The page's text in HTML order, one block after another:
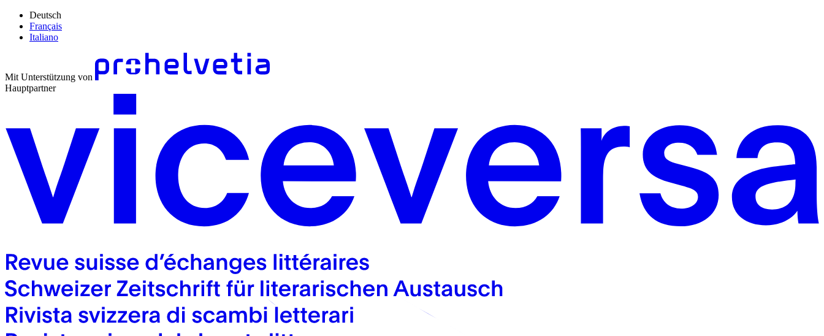
Deutsch
Français
Italiano
Mit Unterstützung von
Hauptpartner